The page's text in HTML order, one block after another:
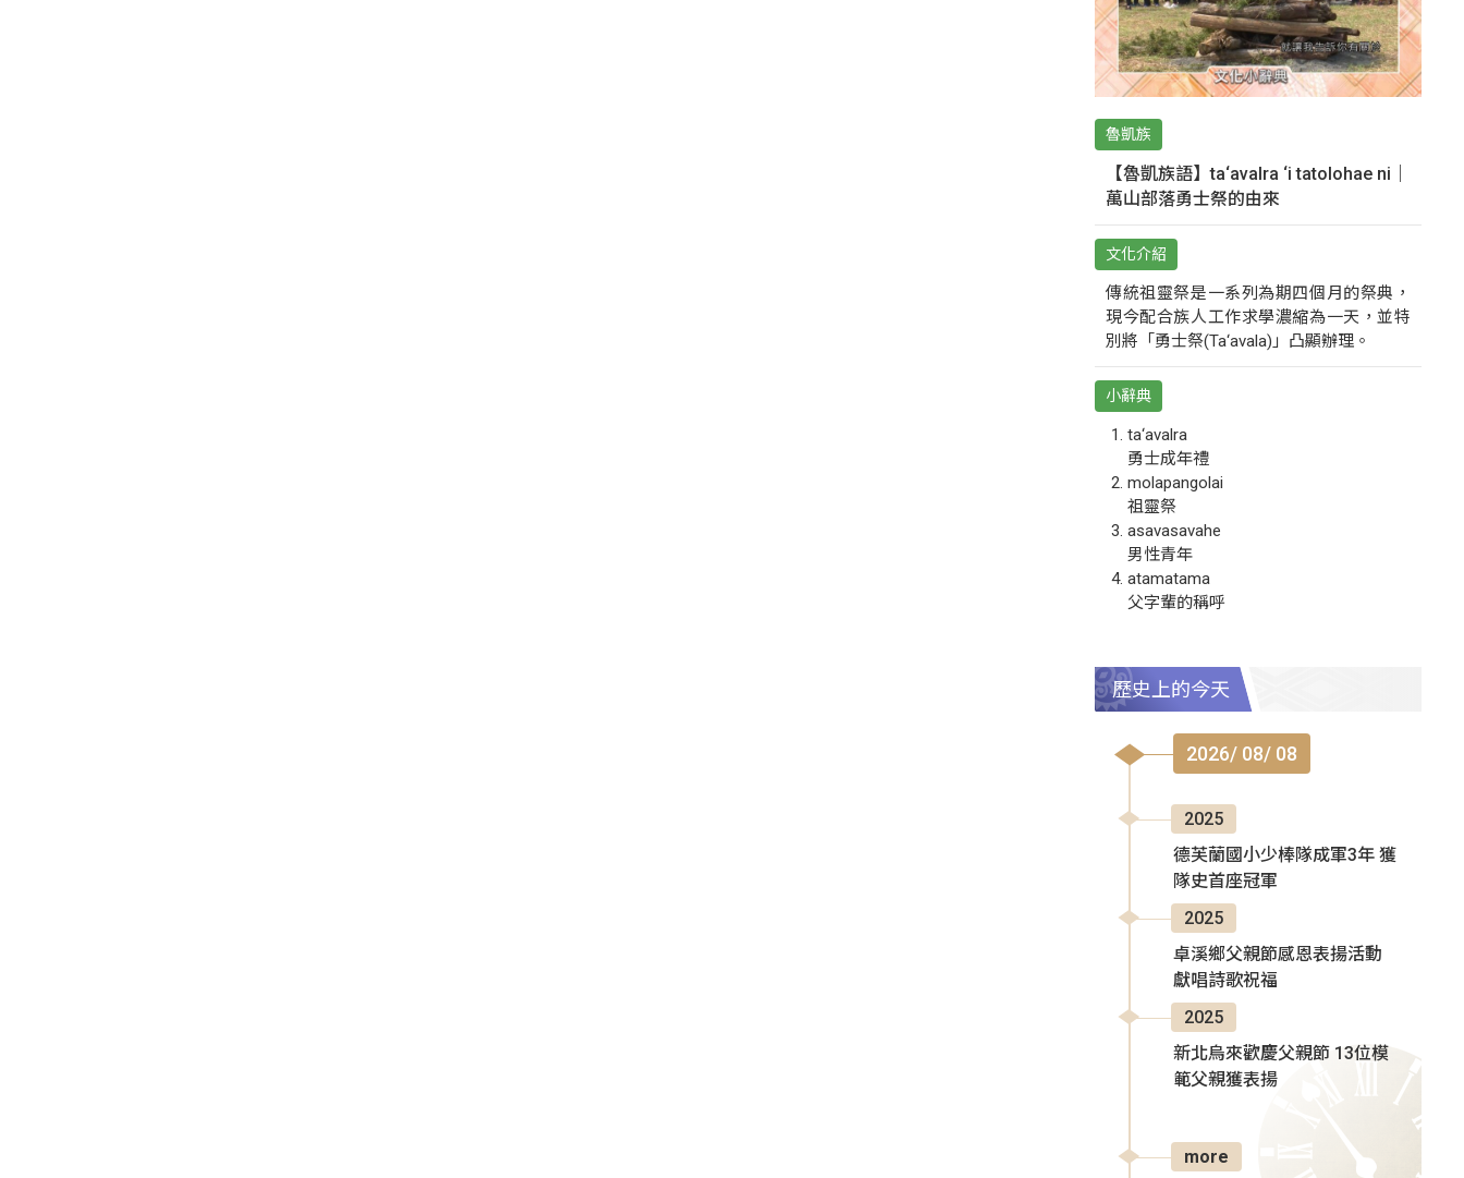
魯凱族
【魯凱族語】ta‘avalra ‘i tatolohae ni｜
萬山部落勇士祭的由來
文化介紹
傳統祖靈祭是一系列為期四個月的祭典，
現今配合族人工作求學濃縮為一天，並特
別將「勇士祭(Ta‘avala)」凸顯辦理。
小辭典
ta‘avalra
勇士成年禮
molapangolai
祖靈祭
asavasavahe
男性青年
atamatama
父字輩的稱呼
歷史上的今天
2026/ 08/ 08
2025
德芙蘭國小少棒隊成軍3年 獲
隊史首座冠軍
2025
卓溪鄉父親節感恩表揚活動
獻唱詩歌祝福
2025
新北烏來歡慶父親節 13位模
範父親獲表揚
more